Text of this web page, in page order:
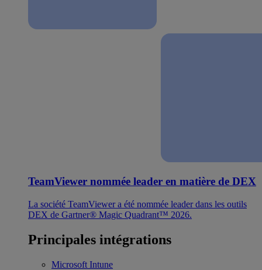
TeamViewer nommée leader en matière de DEX
La société TeamViewer a été nommée leader dans les outils
DEX de Gartner® Magic Quadrant™ 2026.
Principales intégrations
Microsoft Intune